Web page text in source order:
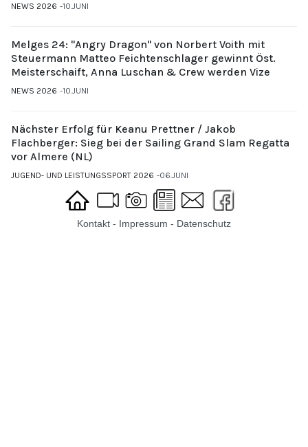
NEWS 2026 10.JUNI
Melges 24: "Angry Dragon" von Norbert Voith mit
Steuermann Matteo Feichtenschlager gewinnt Öst.
Meisterschaift, Anna Luschan & Crew werden Vize
NEWS 2026 10.JUNI
Nächster Erfolg für Keanu Prettner / Jakob
Flachberger: Sieg bei der Sailing Grand Slam Regatta
vor Almere (NL)
JUGEND- UND LEISTUNGSSPORT 2026 06.JUNI
Kontakt - Impressum - Datenschutz